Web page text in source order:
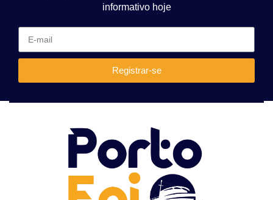
informativo hoje
Registrar-se